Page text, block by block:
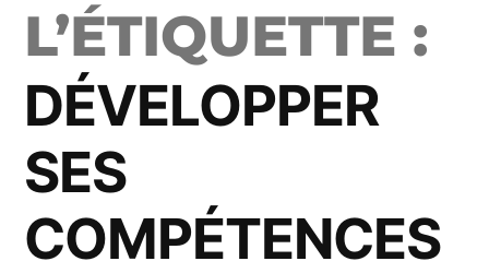
L’ÉTIQUETTE :
DÉVELOPPER
SES
COMPÉTENCES